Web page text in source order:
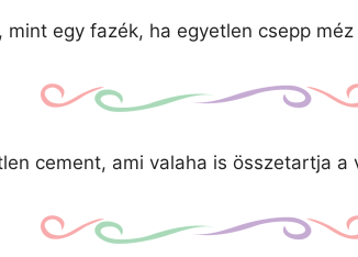
mint egy fazék, ha egyetlen csepp
cement, ami valaha is összetartja a